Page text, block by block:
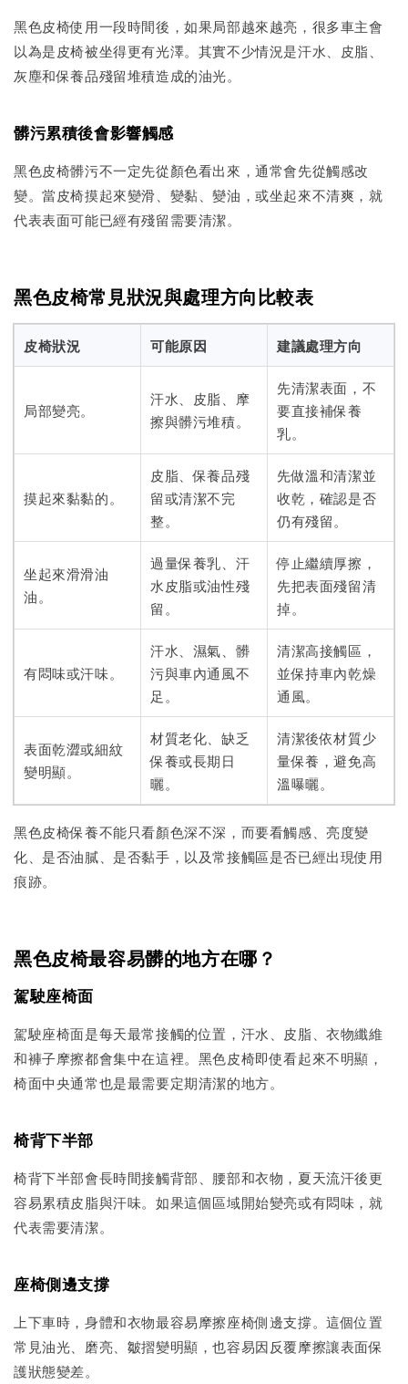
黑色皮椅使用一段時間後，如果局部越來越亮，很多車主會
以為是皮椅被坐得更有光澤。其實不少情況是汗水、皮脂、
灰塵和保養品殘留堆積造成的油光。
髒污累積後會影響觸感
黑色皮椅髒污不一定先從顏色看出來，通常會先從觸感改
變。當皮椅摸起來變滑、變黏、變油，或坐起來不清爽，就
代表表面可能已經有殘留需要清潔。
黑色皮椅常見狀況與處理方向比較表
皮椅狀況 可能原因 建議處理方向
局部變亮。
汗水、皮脂、摩
擦與髒污堆積。
先清潔表面，不
要直接補保養
乳。
摸起來黏黏的。
皮脂、保養品殘
留或清潔不完
整。
先做溫和清潔並
收乾，確認是否
仍有殘留。
坐起來滑滑油
油。
過量保養乳、汗
水皮脂或油性殘
留。
停止繼續厚擦，
先把表面殘留清
掉。
有悶味或汗味。
汗水、濕氣、髒
污與車內通風不
足。
清潔高接觸區，
並保持車內乾燥
通風。
表面乾澀或細紋
變明顯。
材質老化、缺乏
保養或長期日
曬。
清潔後依材質少
量保養，避免高
溫曝曬。
黑色皮椅保養不能只看顏色深不深，而要看觸感、亮度變
化、是否油膩、是否黏手，以及常接觸區是否已經出現使用
痕跡。
黑色皮椅最容易髒的地方在哪？
駕駛座椅面
駕駛座椅面是每天最常接觸的位置，汗水、皮脂、衣物纖維
和褲子摩擦都會集中在這裡。黑色皮椅即使看起來不明顯，
椅面中央通常也是最需要定期清潔的地方。
椅背下半部
椅背下半部會長時間接觸背部、腰部和衣物，夏天流汗後更
容易累積皮脂與汗味。如果這個區域開始變亮或有悶味，就
代表需要清潔。
座椅側邊支撐
上下車時，身體和衣物最容易摩擦座椅側邊支撐。這個位置
常見油光、磨亮、皺摺變明顯，也容易因反覆摩擦讓表面保
護狀態變差。